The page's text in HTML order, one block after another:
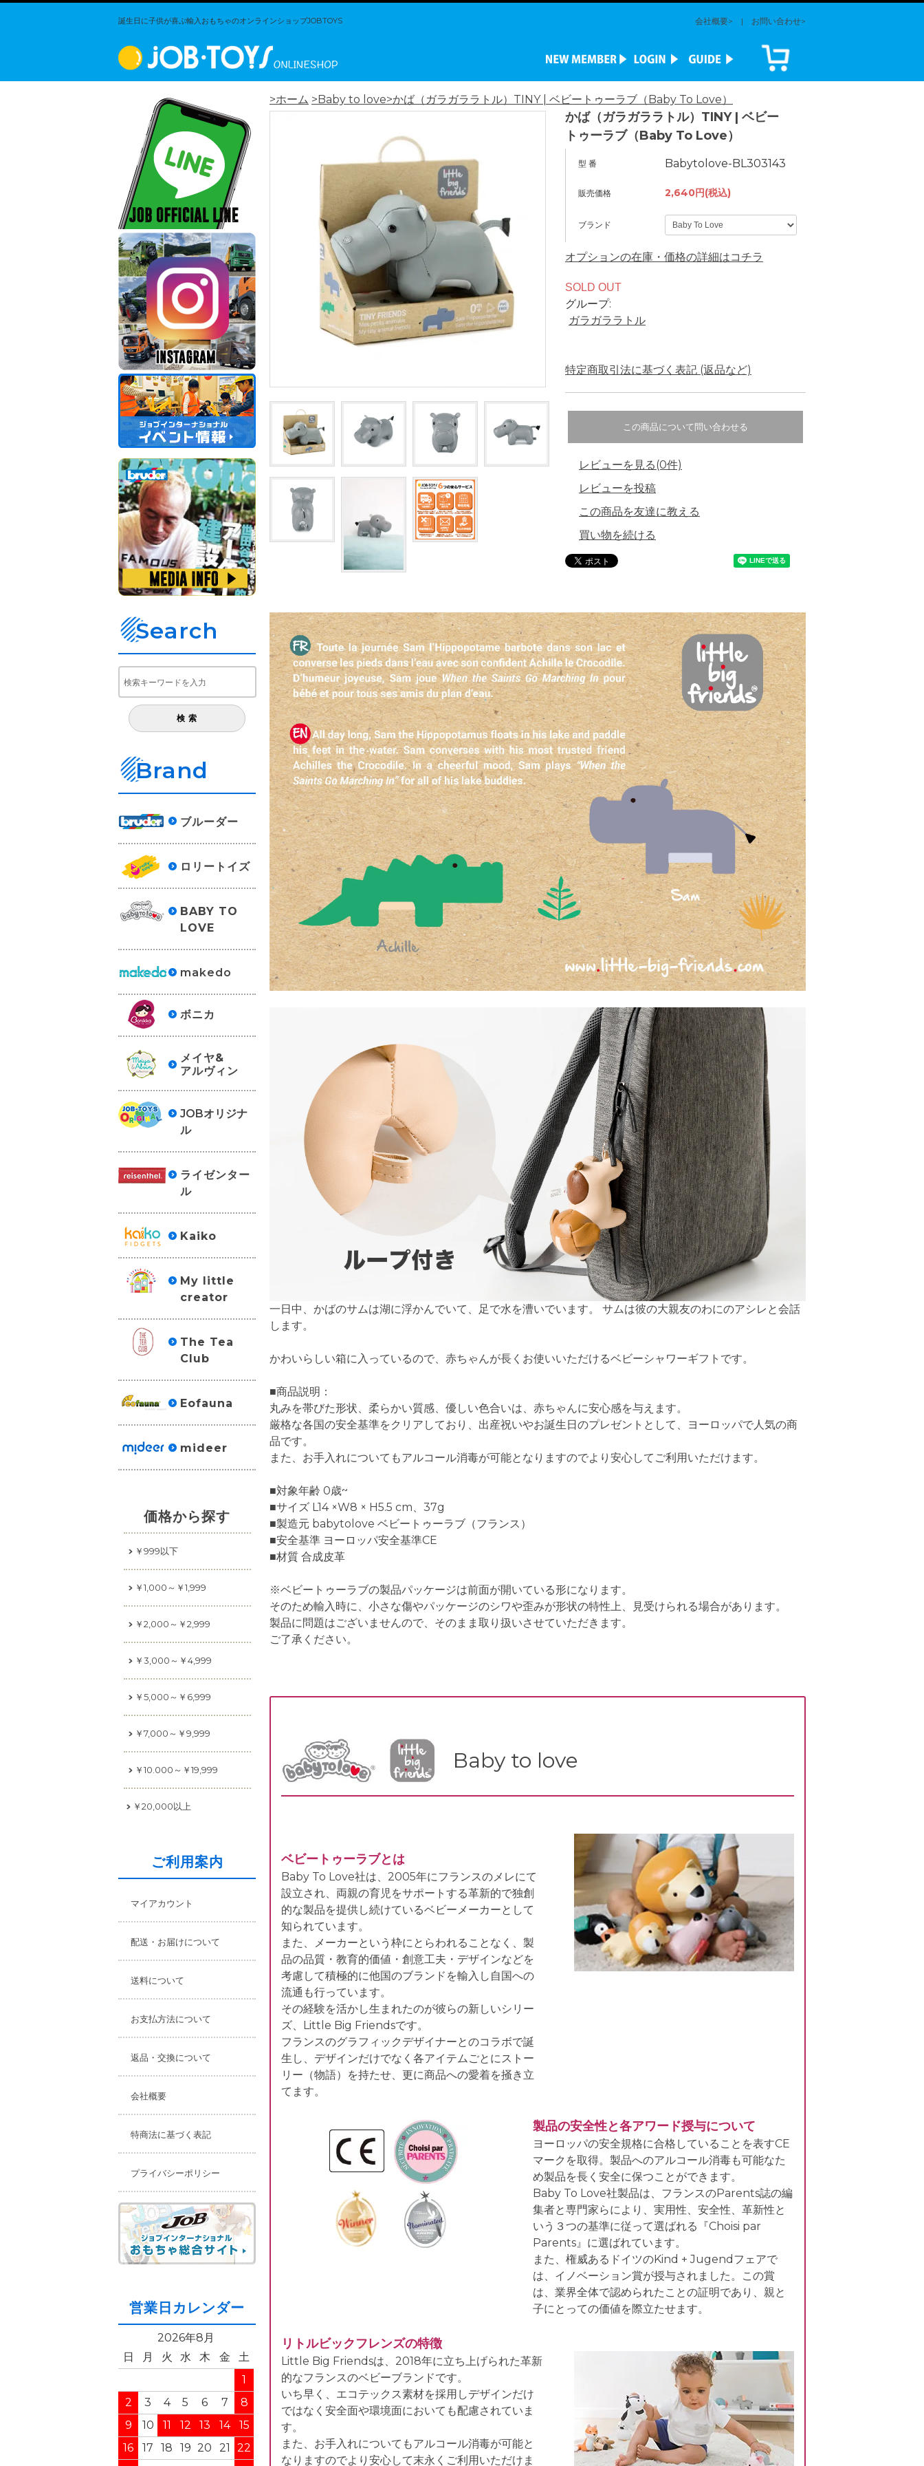
誕生日に子供が喜ぶ輸入おもちゃのオンラインショップJOBTOYS 会社概要> | お問い合わせ>
Search
Brand
ブルーダー
ロリートイズ
BABY TO
LOVE
makedo
ボニカ
メイヤ&
アルヴィン
JOBオリジナ
ル
ライゼンター
ル
Kaiko
My little
creator
The Tea
Club
Eofauna
mideer
価格から探す
￥999以下
￥1,000～￥1,999
￥2,000～￥2,999
￥3,000～￥4,999
￥5,000～￥6,999
￥7,000～￥9,999
￥10.000～￥19,999
￥20,000以上
ご利用案内
マイアカウント
配送・お届けについて
送料について
お支払方法について
返品・交換について
会社概要
特商法に基づく表記
プライバシーポリシー
営業日カレンダー
2026年8月
日
月 火 水 木 金
土
1
2
3 4 5 6 7
8
9
10 11 12 13 14
15
16
17 18 19 20 21
22
>ホーム >Baby to love>かば（ガラガララトル）TINY | ベビートゥーラブ（Baby To Love）
かば（ガラガララトル）TINY | ベビー
トゥーラブ（Baby To Love）
型 番 Babytolove-BL303143
販売価格 2,640円(税込)
ブランド
オプションの在庫・価格の詳細はコチラ
SOLD OUT
グループ:
ガラガララトル
特定商取引法に基づく表記 (返品など)
この商品について問い合わせる
レビューを見る(0件)
レビューを投稿
この商品を友達に教える
買い物を続ける
一日中、かばのサムは湖に浮かんでいて、足で水を漕いでいます。 サムは彼の大親友のわにのアシレと会話
します。
かわいらしい箱に入っているので、赤ちゃんが長くお使いいただけるベビーシャワーギフトです。
■商品説明：
丸みを帯びた形状、柔らかい質感、優しい色合いは、赤ちゃんに安心感を与えます。
厳格な各国の安全基準をクリアしており、出産祝いやお誕生日のプレゼントとして、ヨーロッパで人気の商
品です。
また、お手入れについてもアルコール消毒が可能となりますのでより安心してご利用いただけます。
■対象年齢 0歳~
■サイズ L14 ×W8 × H5.5 cm、37g
■製造元 babytolove ベビートゥーラブ（フランス）
■安全基準 ヨーロッパ安全基準CE
■材質 合成皮革
※ベビートゥーラブの製品パッケージは前面が開いている形になります。
そのため輸入時に、小さな傷やパッケージのシワや歪みが形状の特性上、見受けられる場合があります。
製品に問題はございませんので、そのまま取り扱いさせていただきます。
ご了承ください。
Baby to love
ベビートゥーラブとは
Baby To Love社は、2005年にフランスのメレにて
設立され、両親の育児をサポートする革新的で独創
的な製品を提供し続けているベビーメーカーとして
知られています。
また、メーカーという枠にとらわれることなく、製
品の品質・教育的価値・創意工夫・デザインなどを
考慮して積極的に他国のブランドを輸入し自国への
流通も行っています。
その経験を活かし生まれたのが彼らの新しいシリー
ズ、Little Big Friendsです。
フランスのグラフィックデザイナーとのコラボで誕
生し、デザインだけでなく各アイテムごとにストー
リー（物語）を持たせ、更に商品への愛着を掻き立
てます。
製品の安全性と各アワード授与について
ヨーロッパの安全規格に合格していることを表すCE
マークを取得。製品へのアルコール消毒も可能なた
め製品を長く安全に保つことができます。
Baby To Love社製品は、フランスのParents誌の編
集者と専門家らにより、実用性、安全性、革新性と
いう３つの基準に従って選ばれる『Choisi par
Parents』に選ばれています。
また、権威あるドイツのKind + Jugendフェアで
は、イノベーション賞が授与されました。この賞
は、業界全体で認められたことの証明であり、親と
子にとっての価値を際立たせます。
リトルビックフレンズの特徴
Little Big Friendsは、2018年に立ち上げられた革新
的なフランスのベビーブランドです。
いち早く、エコテックス素材を採用しデザインだけ
ではなく安全面や環境面においても配慮されていま
す。
また、お手入れについてもアルコール消毒が可能と
なりますのでより安心して末永くご利用いただけま